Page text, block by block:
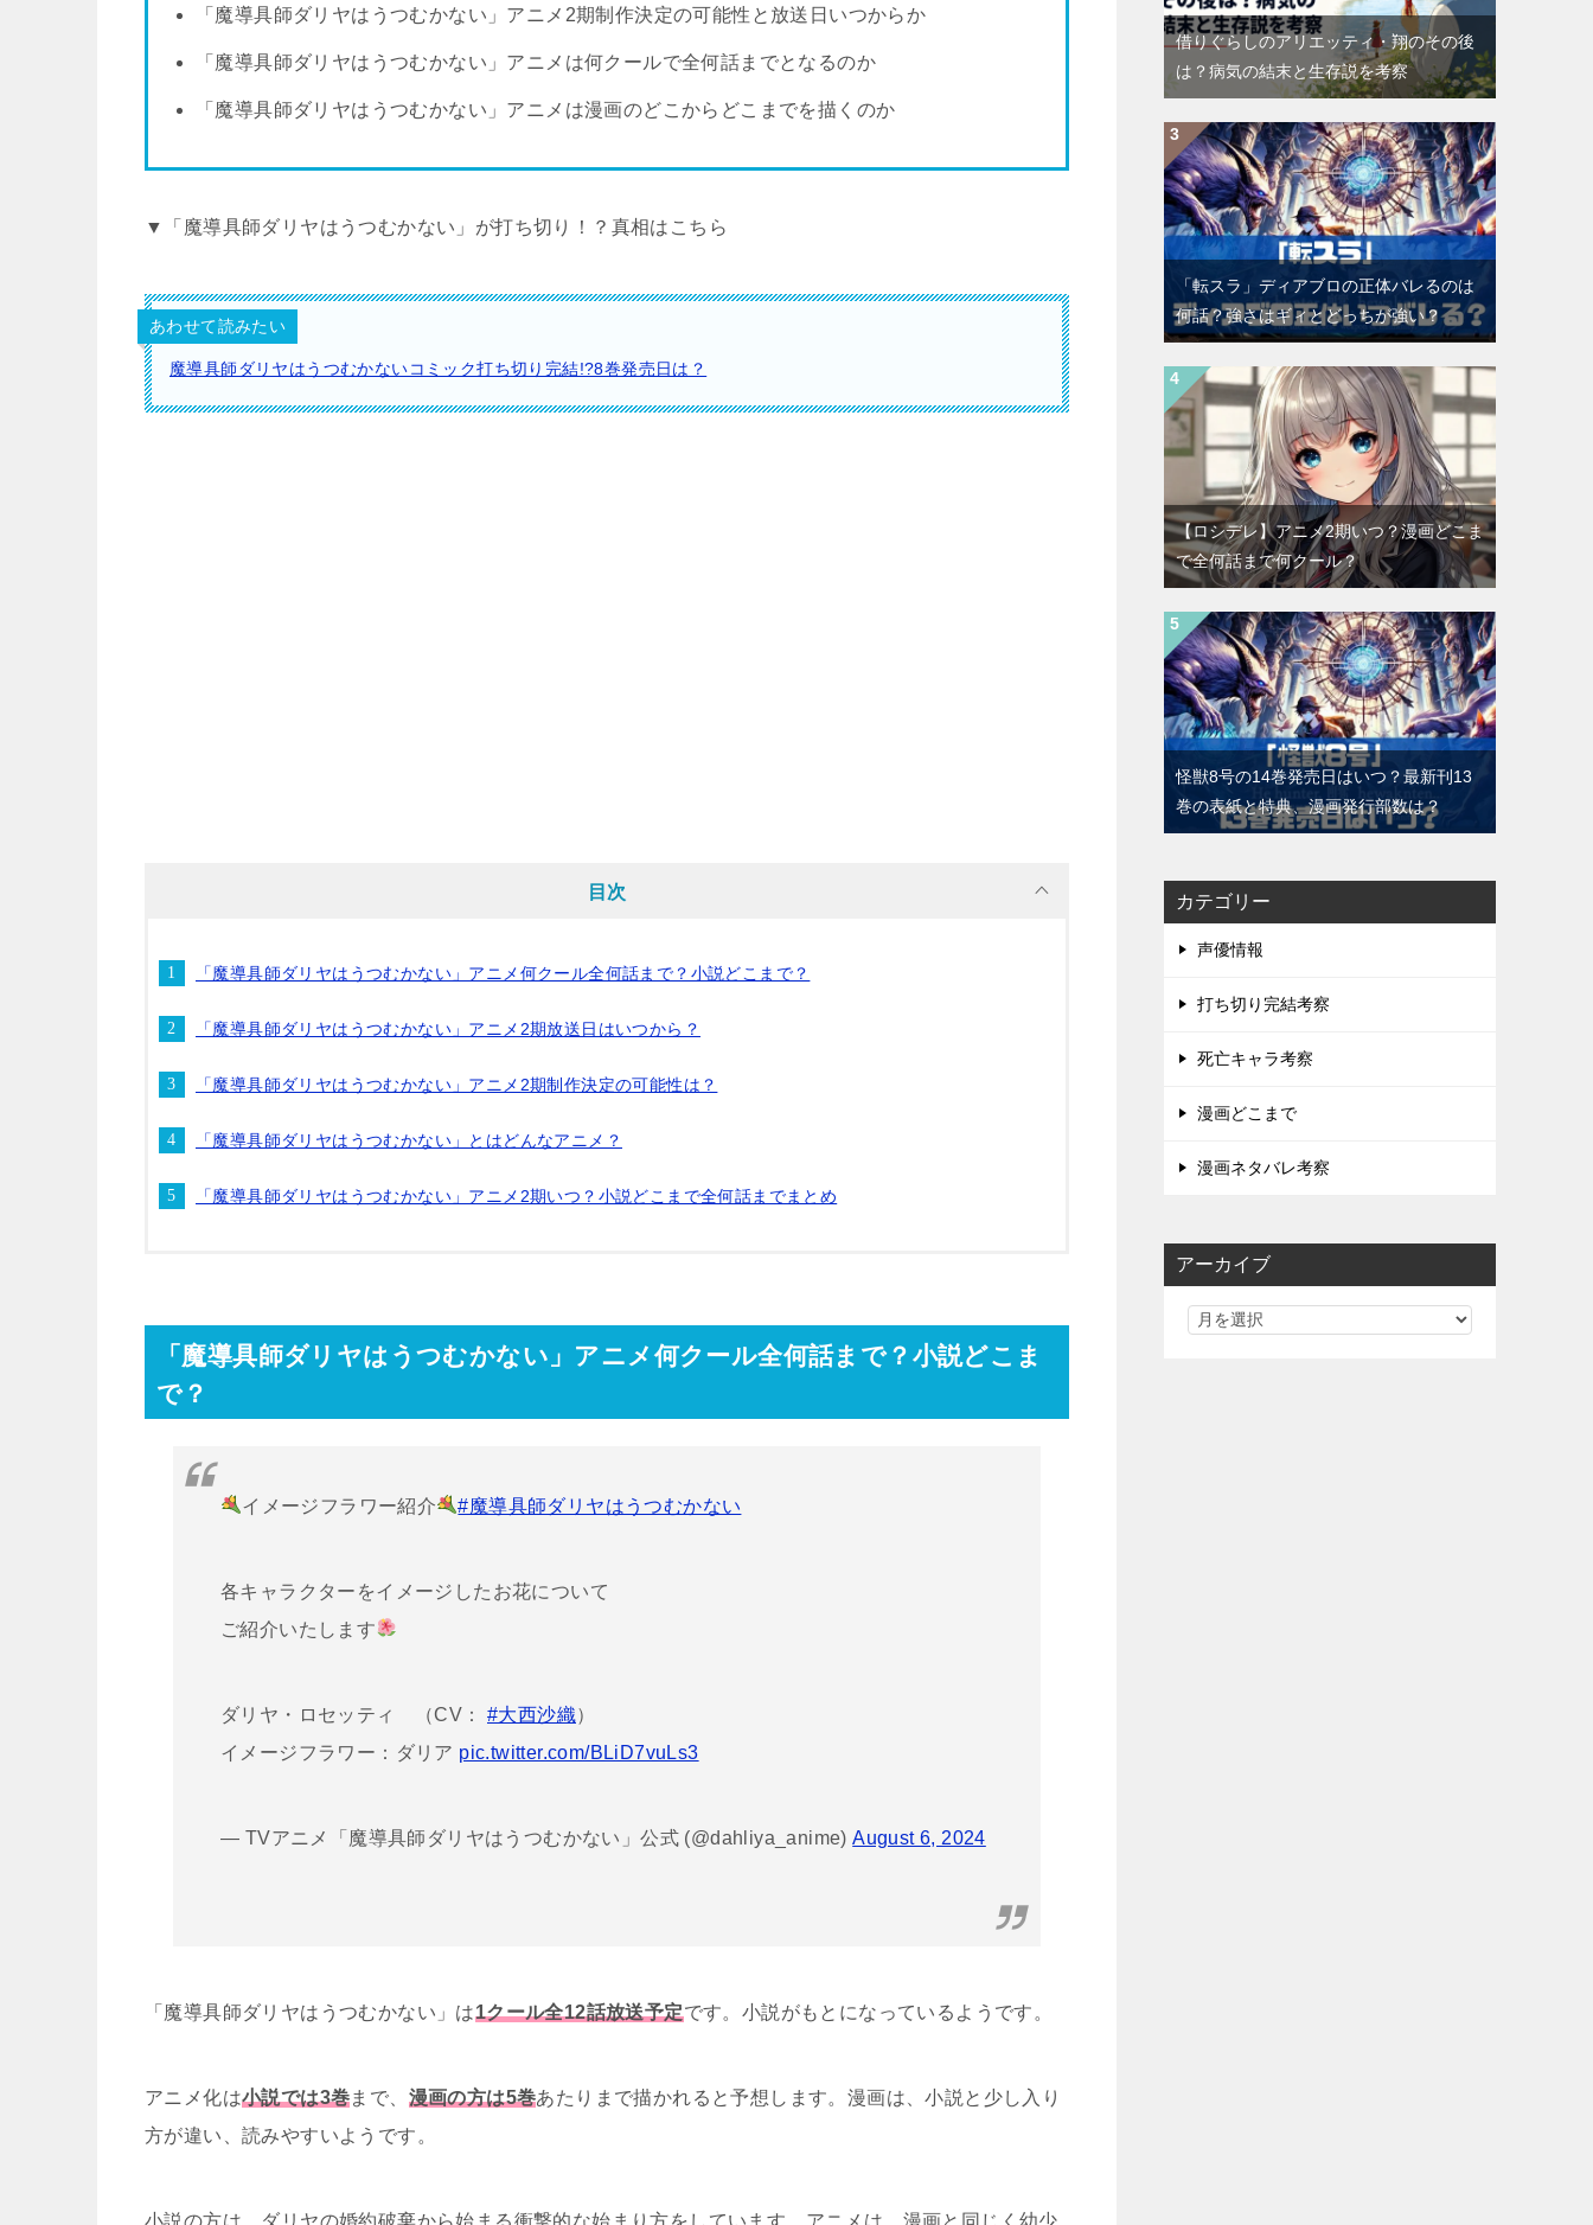
「魔導具師ダリヤはうつむかない」アニメ2期制作決定の可能性と放送日いつからか
「魔導具師ダリヤはうつむかない」アニメは何クールで全何話までとなるのか
「魔導具師ダリヤはうつむかない」アニメは漫画のどこからどこまでを描くのか
▼「魔導具師ダリヤはうつむかない」が打ち切り！？真相はこちら
あわせて読みたい
魔導具師ダリヤはうつむかないコミック打ち切り完結!?8巻発売日は？
目次
「魔導具師ダリヤはうつむかない」アニメ何クール全何話まで？小説どこまで？
「魔導具師ダリヤはうつむかない」アニメ2期放送日はいつから？
「魔導具師ダリヤはうつむかない」アニメ2期制作決定の可能性は？
「魔導具師ダリヤはうつむかない」とはどんなアニメ？
「魔導具師ダリヤはうつむかない」アニメ2期いつ？小説どこまで全何話までまとめ
「魔導具師ダリヤはうつむかない」アニメ何クール全何話まで？小説どこま
で？
イメージフラワー紹介 #魔導具師ダリヤはうつむかない
各キャラクターをイメージしたお花について
ご紹介いたします
ダリヤ・ロセッティ （CV： #大西沙織）
イメージフラワー：ダリア pic.twitter.com/BLiD7vuLs3
— TVアニメ「魔導具師ダリヤはうつむかない」公式 (@dahliya_anime)August 6, 2024
「魔導具師ダリヤはうつむかない」は1クール全12話放送予定です。小説がもとになっているようです。
アニメ化は小説では3巻まで、 漫画の方は5巻あたりまで描かれると予想します。漫画は、小説と少し入り
方が違い、読みやすいようです。
小説の方は、ダリヤの婚約破棄から始まる衝撃的な始まり方をしています。アニメは、漫画と同じく幼少
借りぐらしのアリエッティ・翔のその後
は？病気の結末と生存説を考察
「転スラ」ディアブロの正体バレるのは
何話？強さはギィとどっちが強い？
【ロシデレ】アニメ2期いつ？漫画どこま
で全何話まで何クール？
怪獣8号の14巻発売日はいつ？最新刊13
巻の表紙と特典、漫画発行部数は？
カテゴリー
声優情報
打ち切り完結考察
死亡キャラ考察
漫画どこまで
漫画ネタバレ考察
アーカイブ